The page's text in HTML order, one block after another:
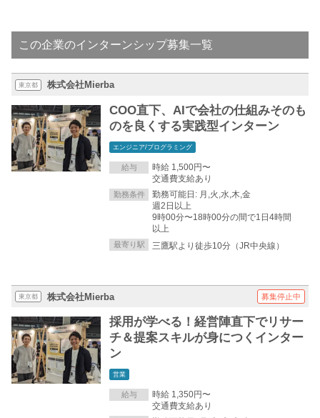
この企業のインターンシップ募集一覧
東京都 株式会社Mierba
COO直下、AIで会社の仕組みそのも
のを良くする実践型インターン
エンジニア/プログラミング
給与
時給 1,500円〜
交通費支給あり
勤務条件
勤務可能日: 月,火,水,木,金
週2日以上
9時00分〜18時00分の間で1日4時間
以上
最寄り駅 三鷹駅より徒歩10分（JR中央線）
東京都 株式会社Mierba 募集停止中
採用が学べる！経営陣直下でリサー
チ＆提案スキルが身につくインター
ン
営業
給与
時給 1,350円〜
交通費支給あり